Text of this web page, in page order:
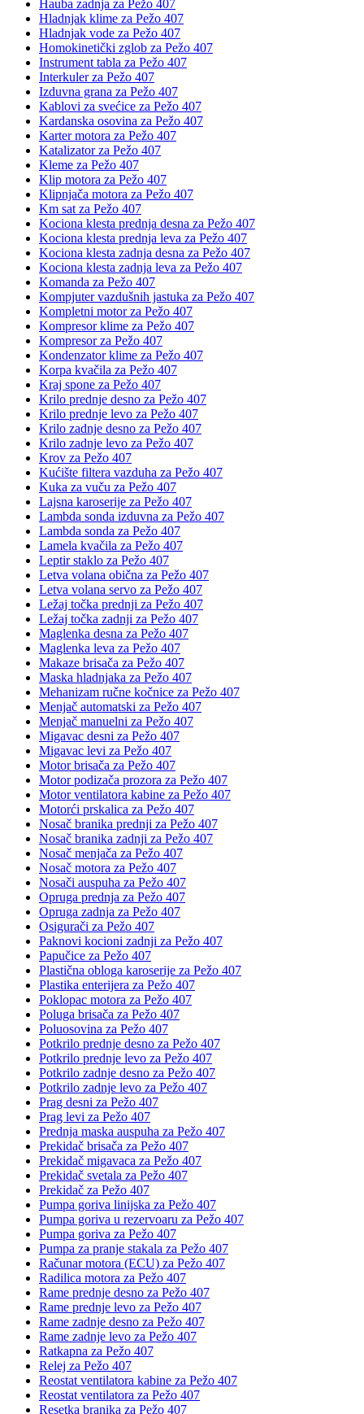
Hauba zadnja za Pežo 407
Hladnjak klime za Pežo 407
Hladnjak vode za Pežo 407
Homokinetički zglob za Pežo 407
Instrument tabla za Pežo 407
Interkuler za Pežo 407
Izduvna grana za Pežo 407
Kablovi za svećice za Pežo 407
Kardanska osovina za Pežo 407
Karter motora za Pežo 407
Katalizator za Pežo 407
Kleme za Pežo 407
Klip motora za Pežo 407
Klipnjača motora za Pežo 407
Km sat za Pežo 407
Kociona klesta prednja desna za Pežo 407
Kociona klesta prednja leva za Pežo 407
Kociona klesta zadnja desna za Pežo 407
Kociona klesta zadnja leva za Pežo 407
Komanda za Pežo 407
Kompjuter vazdušnih jastuka za Pežo 407
Kompletni motor za Pežo 407
Kompresor klime za Pežo 407
Kompresor za Pežo 407
Kondenzator klime za Pežo 407
Korpa kvačila za Pežo 407
Kraj spone za Pežo 407
Krilo prednje desno za Pežo 407
Krilo prednje levo za Pežo 407
Krilo zadnje desno za Pežo 407
Krilo zadnje levo za Pežo 407
Krov za Pežo 407
Kućište filtera vazduha za Pežo 407
Kuka za vuču za Pežo 407
Lajsna karoserije za Pežo 407
Lambda sonda izduvna za Pežo 407
Lambda sonda za Pežo 407
Lamela kvačila za Pežo 407
Leptir staklo za Pežo 407
Letva volana obična za Pežo 407
Letva volana servo za Pežo 407
Ležaj točka prednji za Pežo 407
Ležaj točka zadnji za Pežo 407
Maglenka desna za Pežo 407
Maglenka leva za Pežo 407
Makaze brisača za Pežo 407
Maska hladnjaka za Pežo 407
Mehanizam ručne kočnice za Pežo 407
Menjač automatski za Pežo 407
Menjač manuelni za Pežo 407
Migavac desni za Pežo 407
Migavac levi za Pežo 407
Motor brisača za Pežo 407
Motor podizača prozora za Pežo 407
Motor ventilatora kabine za Pežo 407
Motorći prskalica za Pežo 407
Nosač branika prednji za Pežo 407
Nosač branika zadnji za Pežo 407
Nosač menjača za Pežo 407
Nosač motora za Pežo 407
Nosači auspuha za Pežo 407
Opruga prednja za Pežo 407
Opruga zadnja za Pežo 407
Osigurači za Pežo 407
Paknovi kocioni zadnji za Pežo 407
Papučice za Pežo 407
Plastična obloga karoserije za Pežo 407
Plastika enterijera za Pežo 407
Poklopac motora za Pežo 407
Poluga brisača za Pežo 407
Poluosovina za Pežo 407
Potkrilo prednje desno za Pežo 407
Potkrilo prednje levo za Pežo 407
Potkrilo zadnje desno za Pežo 407
Potkrilo zadnje levo za Pežo 407
Prag desni za Pežo 407
Prag levi za Pežo 407
Prednja maska auspuha za Pežo 407
Prekidač brisača za Pežo 407
Prekidač migavaca za Pežo 407
Prekidač svetala za Pežo 407
Prekidač za Pežo 407
Pumpa goriva linijska za Pežo 407
Pumpa goriva u rezervoaru za Pežo 407
Pumpa goriva za Pežo 407
Pumpa za pranje stakala za Pežo 407
Računar motora (ECU) za Pežo 407
Radilica motora za Pežo 407
Rame prednje desno za Pežo 407
Rame prednje levo za Pežo 407
Rame zadnje desno za Pežo 407
Rame zadnje levo za Pežo 407
Ratkapna za Pežo 407
Relej za Pežo 407
Reostat ventilatora kabine za Pežo 407
Reostat ventilatora za Pežo 407
Resetka branika za Pežo 407